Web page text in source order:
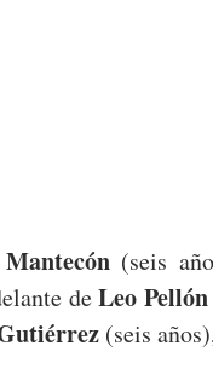
(seis
deLeo
(seis